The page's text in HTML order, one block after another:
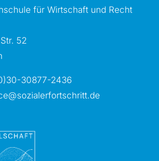
für Wirtschaft und Recht
52
30877-2436